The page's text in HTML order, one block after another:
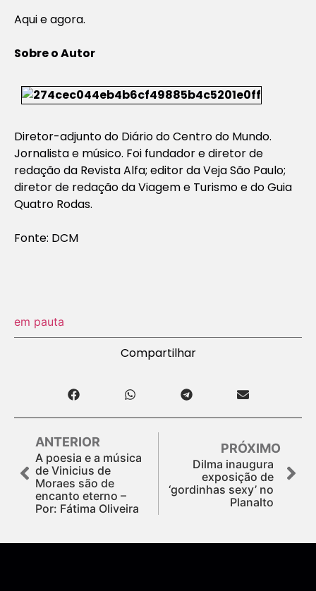
Aqui e agora.
Sobre o Autor
Diretor-adjunto do Diário do Centro do Mundo.
Jornalista e músico. Foi fundador e diretor de
redação da Revista Alfa; editor da Veja São Paulo;
diretor de redação da Viagem e Turismo e do Guia
Quatro Rodas.
Fonte: DCM
em pauta
Compartilhar
ANTERIOR
A poesia e a música
de Vinicius de
Moraes são de
encanto eterno –
Por: Fátima Oliveira
PRÓXIMO
Dilma inaugura
exposição de
‘gordinhas sexy’ no
Planalto